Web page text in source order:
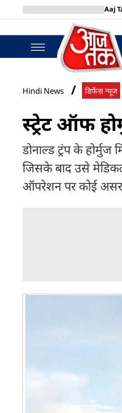
Aaj
BT Bazaar
Hindi News डिफेंस न्यूज
स्ट्रेट ऑफ
डोनाल्ड ट्रंप के
जिसके बाद उसे
ऑपरेशन पर कोई असर